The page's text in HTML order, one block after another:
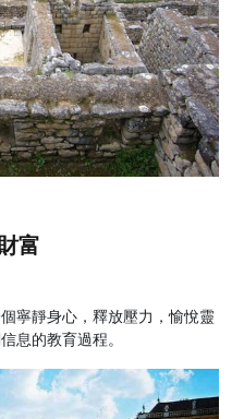
富
寧靜身心，釋放壓力，愉悅靈
息的教育過程。